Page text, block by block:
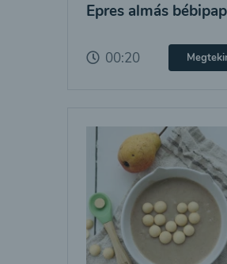
Epres almás
00:20